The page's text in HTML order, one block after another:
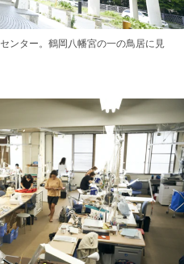
ンター。鶴岡八幡宮の一の鳥居に見